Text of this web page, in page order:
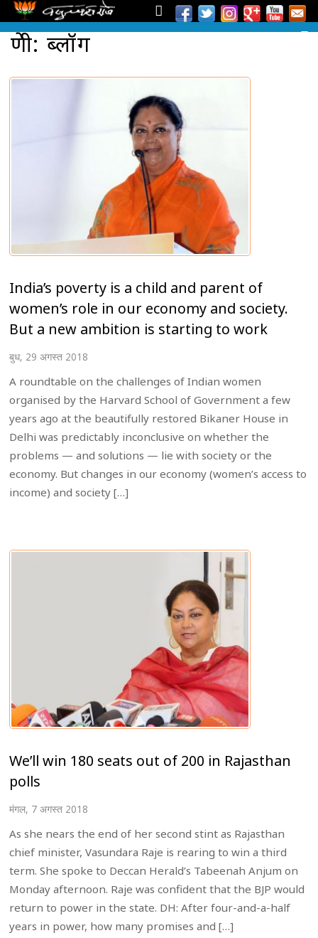
श्रेणी: ब्लॉग
India’s poverty is a child and parent of
women’s role in our economy and society.
But a new ambition is starting to work
बुध, 29 अगस्त 2018
A roundtable on the challenges of Indian women
organised by the Harvard School of Government a few
years ago at the beautifully restored Bikaner House in
Delhi was predictably inconclusive on whether the
problems — and solutions — lie with society or the
economy. But changes in our economy (women’s access to
income) and society […]
We’ll win 180 seats out of 200 in Rajasthan
polls
मंगल, 7 अगस्त 2018
As she nears the end of her second stint as Rajasthan
chief minister, Vasundara Raje is rearing to win a third
term. She spoke to Deccan Herald’s Tabeenah Anjum on
Monday afternoon. Raje was confident that the BJP would
return to power in the state. DH: After four-and-a-half
years in power, how many promises and […]